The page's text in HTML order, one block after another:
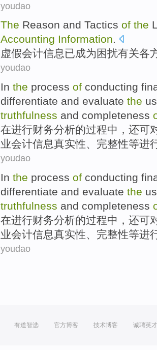
youdao
The Reason and Tactics of the
Accounting Information.
虚假会计信息已成为困扰有关各
youdao
In the process of conducting
differentiate and evaluate the
truthfulness and completeness
在进行财务分析的过程中， 还可
业会计信息真实性、 完整性等进
youdao
In the process of conducting
differentiate and evaluate the
truthfulness and completeness
在进行财务分析的过程中， 还可
业会计信息真实性、 完整性等进
youdao
有道智选 官方博客 技术博客 诚聘英才